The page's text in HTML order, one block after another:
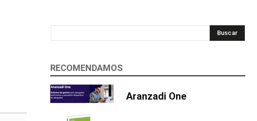
Buscar
RECOMENDAMOS
Aranzadi One